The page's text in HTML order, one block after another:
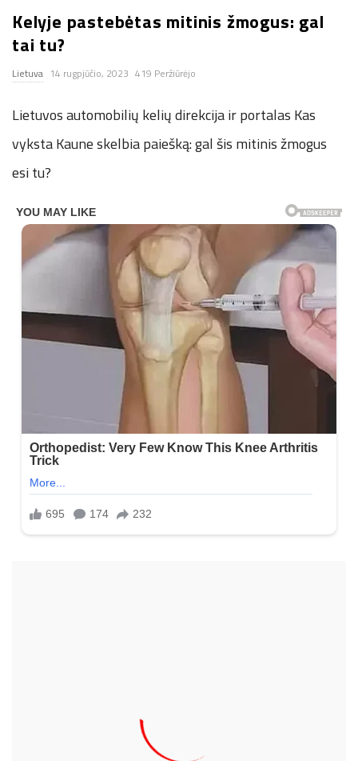
n
.
n
e
t
Kelyje pastebėtas mitinis žmogus: gal
tai tu?
Lietuva 14 rugpjūčio, 2023 419 Peržiūrėjo
Lietuvos automobilių kelių direkcija ir portalas Kas
vyksta Kaune skelbia paiešką: gal šis mitinis žmogus
esi tu?